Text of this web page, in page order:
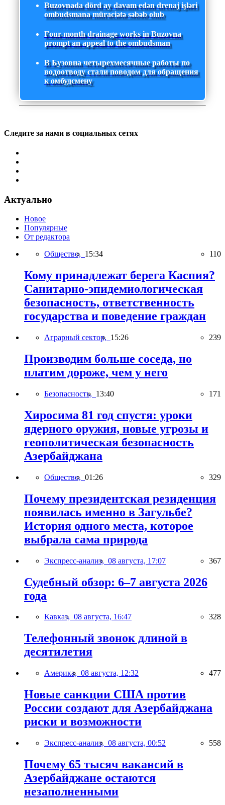
Buzovnada dörd ay davam edən drenaj işləri
ombudsmana müraciətə səbəb olub
Four-month drainage works in Buzovna
prompt an appeal to the ombudsman
В Бузовна четырехмесячные работы по
водоотводу стали поводом для обращения
к омбудсмену
Следите за нами в социальных сетях
Актуально
Новое
Популярные
От редактора
Общество, 15:34 110
Кому принадлежат берега Каспия?
Санитарно-эпидемиологическая
безопасность, ответственность
государства и поведение граждан
Аграрный сектор, 15:26 239
Производим больше соседа, но
платим дороже, чем у него
Безопасность, 13:40 171
Хиросима 81 год спустя: уроки
ядерного оружия, новые угрозы и
геополитическая безопасность
Азербайджана
Общество, 01:26 329
Почему президентская резиденция
появилась именно в Загульбе?
История одного места, которое
выбрала сама природа
Экспресс-анализ, 08 августа, 17:07 367
Судебный обзор: 6–7 августа 2026
года
Кавказ, 08 августа, 16:47 328
Телефонный звонок длиной в
десятилетия
Америка, 08 августа, 12:32 477
Новые санкции США против
России создают для Азербайджана
риски и возможности
Экспресс-анализ, 08 августа, 00:52 558
Почему 65 тысяч вакансий в
Азербайджане остаются
незаполненными